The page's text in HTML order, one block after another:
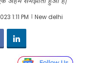
1:11 PM New delhi